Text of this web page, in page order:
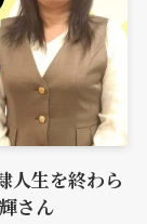
人生を終わら
さん